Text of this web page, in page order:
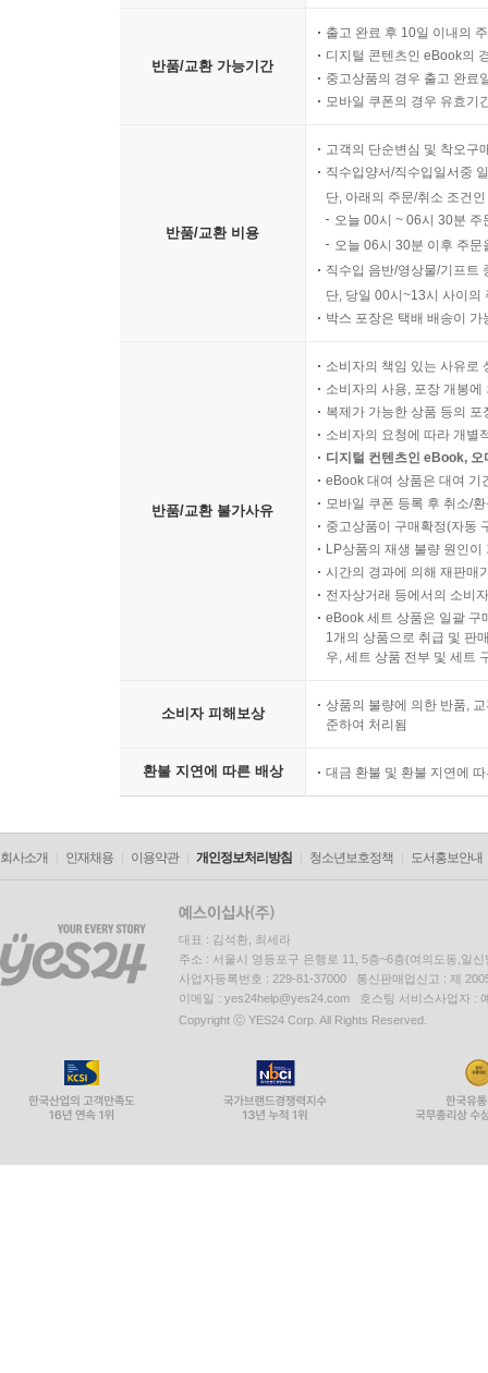
반품/교환 가능기간
출고 완료 후 10일 이내의
디지털 콘텐츠인 eBook의
중고상품의 경우 출고 완료
모바일 쿠폰의 경우 유효기
반품/교환 비용
고객의 단순변심 및 착오구
직수입양서/직수입일서중
단, 아래의 주문/취소 조건
오늘 00시 ~ 06시 30분
오늘 06시 30분 이후 주
직수입 음반/영상물/기프트
단, 당일 00시~13시 사이의
박스 포장은 택배 배송이
반품/교환 불가사유
소비자의 책임 있는 사유로
소비자의 사용, 포장 개봉
복제가 가능한 상품 등의
소비자의 요청에 따라 개별
디지털 컨텐츠인 eBook,
eBook 대여 상품은 대여 기
모바일 쿠폰 등록 후 취소/
중고상품이 구매확정(자동
LP상품의 재생 불량 원인
시간의 경과에 의해 재판매
전자상거래 등에서의 소비
eBook 세트 상품은 일괄 구
1개의 상품으로 취급 및 판
우, 세트 상품 전부 및 세트
소비자 피해보상
상품의 불량에 의한 반품,
준하여 처리됨
환불 지연에 따른 배상 대금 환불 및 환불 지연에
회사소개 인재채용 이용약관 개인정보처리방침 청소년보호정책 도서홍보안내
대표 : 김석환, 최세라
주소 : 서울시 영등포구 은행로 11, 5층~6층(여의도동,일신
사업자등록번호 : 229-81-37000 통신판매업신고 : 제
이메일 : yes24help@yes24.com 호스팅 서비스사업자 :
Copyright ⓒ YES24 Corp. All Rights Reserved.